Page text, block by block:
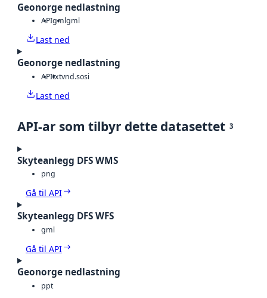
Geonorge nedlastning
APIgmlgml
Last ned
Geonorge nedlastning
APItxtvnd.sosi
Last ned
API-ar som tilbyr dette datasettet 3
Skyteanlegg DFS WMS
png
Gå til API
Skyteanlegg DFS WFS
gml
Gå til API
Geonorge nedlastning
ppt